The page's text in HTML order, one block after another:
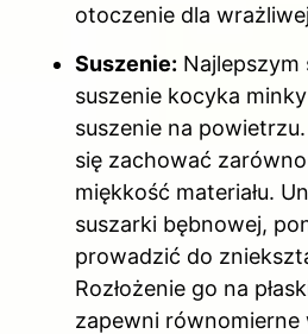
otoczenie dla
Suszenie: Najlepszym
suszenie kocyka
suszenie na
się zachować
miękkość materiału.
suszarki bębnowej,
prowadzić do
Rozłożenie go na
zapewni równomierne